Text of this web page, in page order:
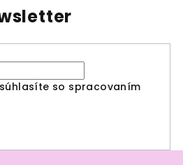
so spracovaním